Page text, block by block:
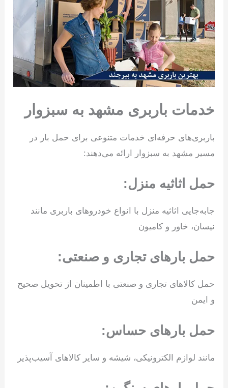
خدمات باربری مشهد به سبزوار
باربری‌های حرفه‌ای خدمات متنوعی برای حمل بار در
مسیر مشهد به سبزوار ارائه می‌دهند:
حمل اثاثیه منزل:
جابه‌جایی اثاثیه منزل با انواع خودروهای باربری مانند
نیسان، خاور و کامیون
حمل بارهای تجاری و صنعتی:
حمل کالاهای تجاری و صنعتی با اطمینان از تحویل صحیح
و ایمن
حمل بارهای حساس:
مانند لوازم الکترونیکی، شیشه و سایر کالاهای آسیب‌پذیر